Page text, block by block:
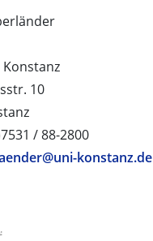
10
/ 88-2800
konstanz.de